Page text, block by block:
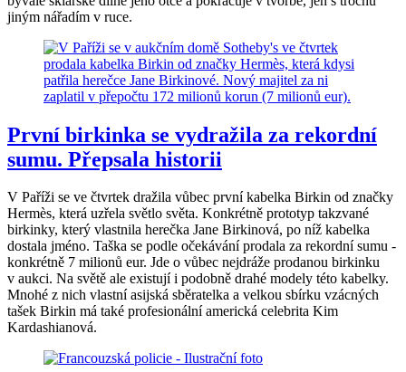
jiným nářadím v ruce.
První birkinka se vydražila za rekordní
sumu. Přepsala historii
V Paříži se ve čtvrtek dražila vůbec první kabelka Birkin od značky
Hermès, která uzřela světlo světa. Konkrétně prototyp takzvané
birkinky, který vlastnila herečka Jane Birkinová, po níž kabelka
dostala jméno. Taška se podle očekávání prodala za rekordní sumu -
konkrétně 7 milionů eur. Jde o vůbec nejdráže prodanou birkinku
v aukci. Na světě ale existují i podobně drahé modely této kabelky.
Mnohé z nich vlastní asijská sběratelka a velkou sbírku vzácných
tašek Birkin má také profesionální americká celebrita Kim
Kardashianová.